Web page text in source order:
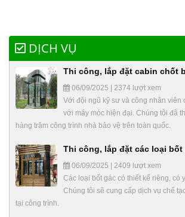
DỊCH VỤ
Thi công, lắp đặt cabin chốt
06/09/2025 | 2374 lượt xem
Với đội ngũ kỹ sư và công nhân viên
với máy móc hiện đại. Chúng tôi đã
hàng trăm công trình nhà bảo vệ trên toàn quốc.
Thi công, lắp đặt các loại bốt
06/09/2025 | 2409 lượt xem
Các loại bốt gác có thiết kế riêng, có
Chúng tôi sẽ cung cấp dịch vụ chế
tại công trình.